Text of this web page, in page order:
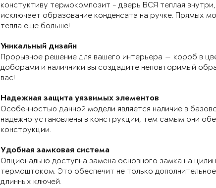
констуктиву термокомпозит - дверь ВСЯ теплая
исключает образование конденсата на ручке. Прямых
тепла еще больше!
Уникальный дизайн
Прорывное решение для вашего интерьера — короб в
доборами и наличники вы создадите неповторимый
вас!
Надежная защита уязвимых элементов
Особенностью данной модели является наличие в
надежно установлены в конструкции, тем самым они
конструкции.
Удобная замковая система
Опционально доступна замена основного замка на
термоштоком. Это обеспечит не только
длинных ключей.